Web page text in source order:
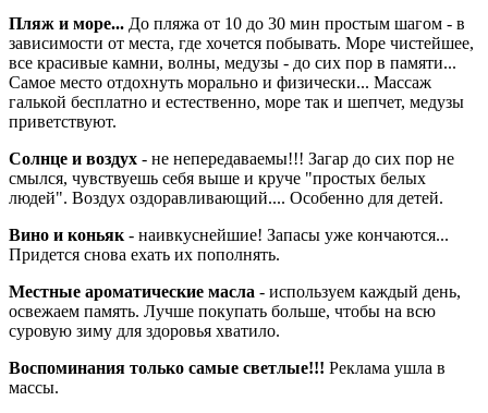
Пляж и море... До пляжа от 10 до 30 мин простым шагом - в
зависимости от места, где хочется побывать. Море чистейшее,
все красивые камни, волны, медузы - до сих пор в памяти...
Самое место отдохнуть морально и физически... Массаж
галькой бесплатно и естественно, море так и шепчет, медузы
приветствуют.
Солнце и воздух - не непередаваемы!!! Загар до сих пор не
смылся, чувствуешь себя выше и круче "простых белых
людей". Воздух оздоравливающий.... Особенно для детей.
Вино и коньяк - наивкуснейшие! Запасы уже кончаются...
Придется снова ехать их пополнять.
Местные ароматические масла - используем каждый день,
освежаем память. Лучше покупать больше, чтобы на всю
суровую зиму для здоровья хватило.
Воспоминания только самые светлые!!! Реклама ушла в
массы.